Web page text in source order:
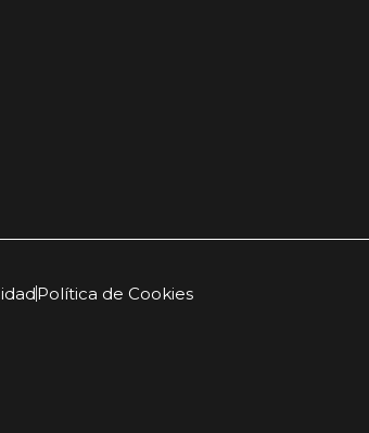
Política de Cookies